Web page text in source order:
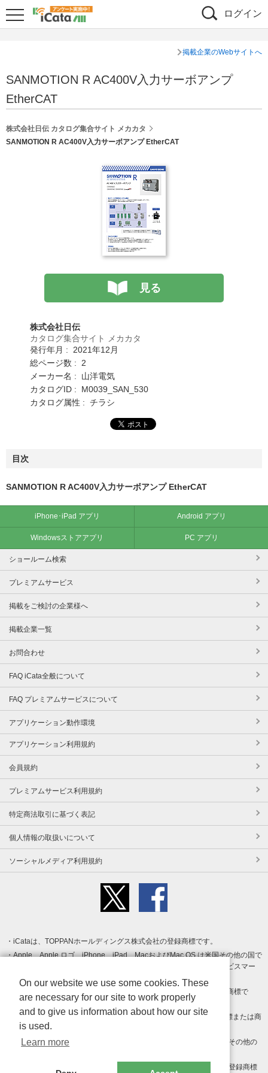
ログイン
掲載企業のWebサイトへ
SANMOTION R AC400V入力サーボアンプ
EtherCAT
株式会社日伝 カタログ集合サイト メカカタ
SANMOTION R AC400V入力サーボアンプ EtherCAT
見る
株式会社日伝
カタログ集合サイト メカカタ
発行年月 : 2021年12月
総ページ数 : 2
メーカー名 : 山洋電気
カタログID : M0039_SAN_530
カタログ属性 : チラシ
目次
SANMOTION R AC400V入力サーボアンプ EtherCAT
iPhone･iPad アプリ Android アプリ
Windowsストアアプリ PC アプリ
ショールーム検索
プレミアムサービス
掲載をご検討の企業様へ
掲載企業一覧
お問合わせ
FAQ iCata全般について
FAQ プレミアムサービスについて
アプリケーション動作環境
アプリケーション利用規約
会員規約
プレミアムサービス利用規約
特定商法取引に基づく表記
個人情報の取扱いについて
ソーシャルメディア利用規約
iCataは、TOPPANホールディングス株式会社の登録商標です。
Apple、Apple ロゴ、iPhone、iPad、MacおよびMac OS は米国その他の国で
登録された Apple Inc. の商標です。App Store は Apple Inc. のサービスマー
クです。
Android、Google Play および Google Play ロゴ は Google LLC の商標で
す。
Windows は Microsoft Inc.の米国およびその他の国における登録商標または商
標です。
Adobe、Adobe Reader、Adobe PDF は、Adobe Inc.の米国およびその他の
その他、記載されている会社名、商品名、ロゴは各社の商標または登録商標
On our website we use some cookies. These
are necessary for our site to work properly
and to give us information about how our site
is used.
Learn more